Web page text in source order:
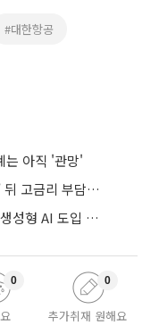
#대한항공
는 아직 '관망'
리볼빙 평균금리 17.4%⋯‘가입 혜택’ 뒤 고금리 부담 주의
손보협회, 과실비율·보험광고 심의에 생성형 AI 도입 추진
0
추가취재 원해요
0